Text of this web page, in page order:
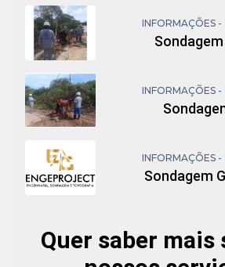
INFORMAÇÕES -
INFORMAÇÕES -
INFORMAÇÕES -
Sondagem
Quer saber mais